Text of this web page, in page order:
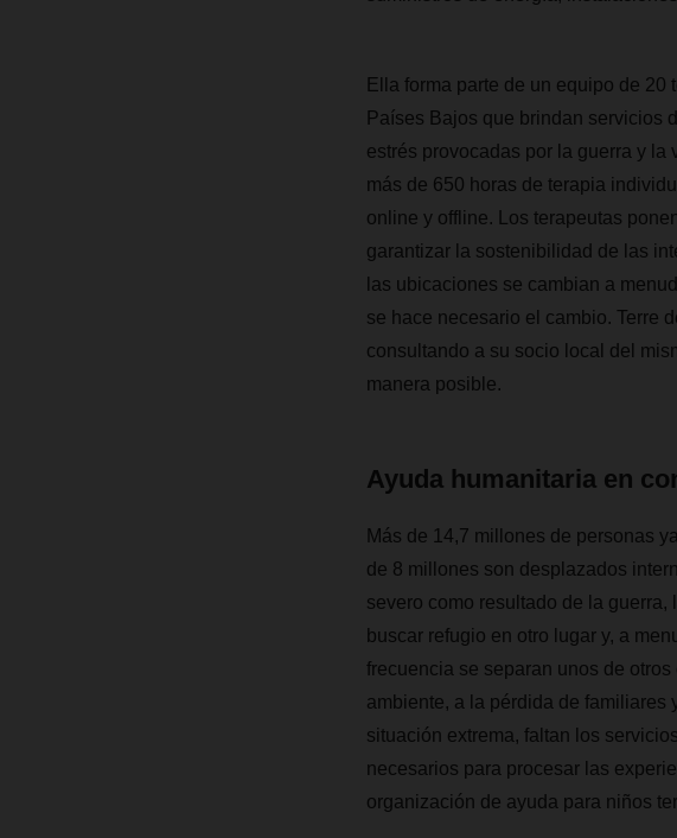
Ella forma parte de un equipo de
Países Bajos que brindan servicios
estrés provocadas por la guerra y
más de 650 horas de terapia
online y offline. Los terapeutas
garantizar la sostenibilidad de las
las ubicaciones se cambian a
se hace necesario el cambio. Terre
consultando a su socio local del
manera posible.
Ayuda humanitaria en
Más de 14,7 millones de personas
de 8 millones son desplazados
severo como resultado de la
buscar refugio en otro lugar y, a
frecuencia se separan unos de
ambiente, a la pérdida de familiares
situación extrema, faltan los
necesarios para procesar las
organización de ayuda para niños